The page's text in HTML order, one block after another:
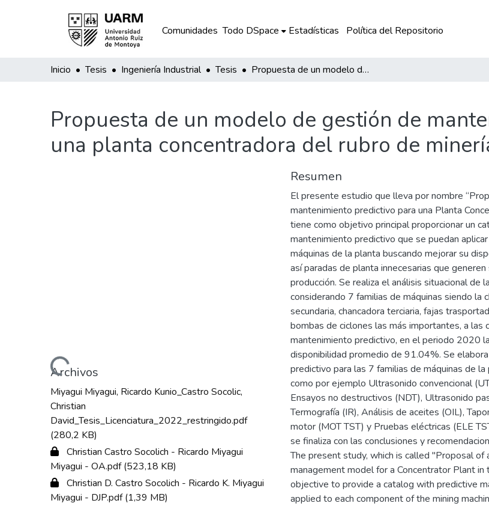
Comunidades Todo DSpace Estadísticas Política del Repositorio
Inicio Tesis Ingeniería Industrial Tesis Propuesta de un modelo de gestión de mantenimiento predictivo para una planta concentradora del rubro de minería
Propuesta de un modelo de gestión de
una planta concentradora del rubro de
Cargando...
Archivos
Miyagui Miyagui, Ricardo Kunio_Castro Socolic,
Christian
David_Tesis_Licenciatura_2022_restringido.pdf
(280,2 KB)
Christian Castro Socolich - Ricardo Miyagui
Miyagui - OA.pdf(523,18 KB)
Christian D. Castro Socolich - Ricardo K. Miyagui
Miyagui - DJP.pdf(1,39 MB)
Resumen
El presente estudio que lleva por nombre
mantenimiento predictivo para una Planta
tiene como objetivo principal proporcionar un
mantenimiento predictivo que se puedan
máquinas de la planta buscando mejorar su
así paradas de planta innecesarias que
producción. Se realiza el análisis situacional de
considerando 7 familias de máquinas siendo la
secundaria, chancadora terciaria, fajas
bombas de ciclones las más importantes, a las
mantenimiento predictivo, en el periodo 2020
disponibilidad promedio de 91.04%. Se
predictivo para las 7 familias de máquinas de
como por ejemplo Ultrasonido convencional
Ensayos no destructivos (NDT), Ultrasonido
Termografía (IR), Análisis de aceites (OIL),
motor (MOT TST) y Pruebas eléctricas (ELE
se finaliza con las conclusiones y
The present study, which is called "Proposal of
management model for a Concentrator Plant in
objective to provide a catalog with predictive
applied to each component of the mining